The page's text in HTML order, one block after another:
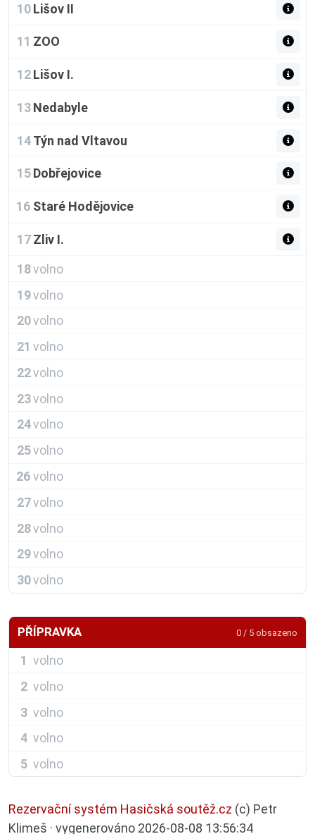
10 Lišov II
11 ZOO
12 Lišov I.
13 Nedabyle
14 Týn nad Vltavou
15 Dobřejovice
16 Staré Hodějovice
17 Zliv I.
18volno
19volno
20volno
21 volno
22volno
23volno
24volno
25volno
26volno
27volno
28volno
29volno
30volno
PŘÍPRAVKA 0 / 5 obsazeno
1 volno
2 volno
3 volno
4 volno
5 volno
Rezervační systém Hasičská soutěž.cz (c) Petr
Klimeš · vygenerováno 2026-08-08 13:56:34